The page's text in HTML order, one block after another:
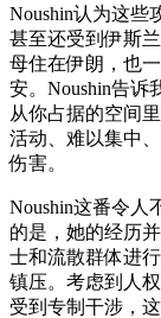
Noushin认为这些
甚至还受到伊斯
母住在伊朗，也
安。Noushin告诉
从你占据的空间
活动、难以集中
伤害。
Noushin这番令人
的是，她的经历
士和流散群体进
镇压。考虑到人
受到专制干涉，